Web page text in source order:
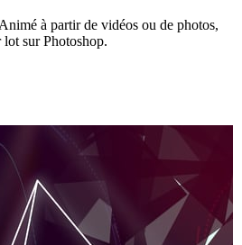
à partir de vidéos ou de photos,
sur Photoshop.